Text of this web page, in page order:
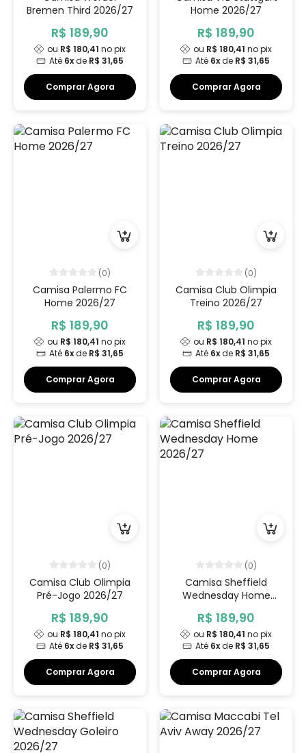
Bremen Third 2026/27
R$ 189,90
ou R$ 180,41 no pix
Até 6xde R$ 31,65
Comprar Agora
Home 2026/27
R$ 189,90
ou R$ 180,41 no pix
Até 6xde R$ 31,65
Comprar Agora
(0)
Camisa Palermo FC
Home 2026/27
R$ 189,90
ou R$ 180,41 no pix
Até 6xde R$ 31,65
Comprar Agora
(0)
Camisa Club Olimpia
Treino 2026/27
R$ 189,90
ou R$ 180,41 no pix
Até 6xde R$ 31,65
Comprar Agora
(0)
Camisa Club Olimpia
Pré-Jogo 2026/27
R$ 189,90
ou R$ 180,41 no pix
Até 6xde R$ 31,65
Comprar Agora
(0)
Camisa Sheffield
Wednesday Home
R$ 189,90
ou R$ 180,41 no pix
Até 6xde R$ 31,65
Comprar Agora